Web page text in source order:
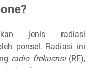
jenis radiasi
ponsel. Radiasi ini
radio frekuensi(RF),